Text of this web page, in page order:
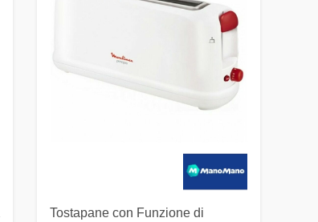
Tostapane con Funzione di